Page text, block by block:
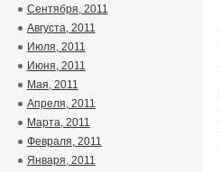
Сентября, 2011
Августа, 2011
Июля, 2011
Июня, 2011
Мая, 2011
Апреля, 2011
Марта, 2011
Февраля, 2011
Января, 2011